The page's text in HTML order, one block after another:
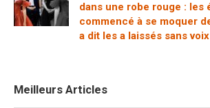
dans une robe rouge : les
commencé à se moquer
a dit les a laissés sans voix
Meilleurs Articles